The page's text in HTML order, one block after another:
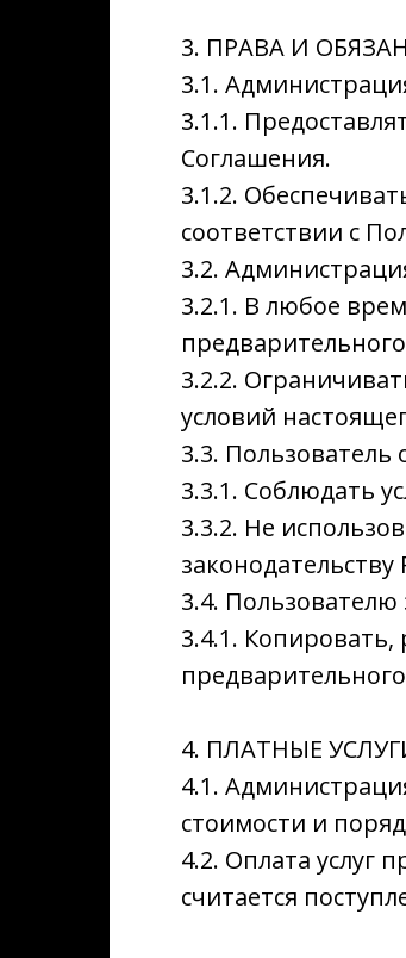
3. ПРАВА И
3.1.
3.1.1.
Соглашения.
3.1.2.
соответствии с
3.2.
3.2.1. В любое
3.2.2.
условий
3.3. Пользователь
3.3.1. Соблюдать
3.3.2. Не
3.4.
3.4.1.
4. ПЛАТНЫЕ
4.1.
стоимости и
4.2. Оплата услуг
считается